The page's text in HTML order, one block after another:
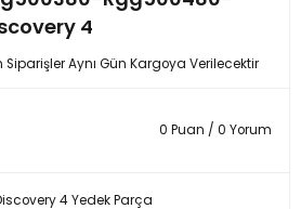
4
Aynı Gün Kargoya Verilecektir
0 Puan / 0 Yorum
4 Yedek Parça